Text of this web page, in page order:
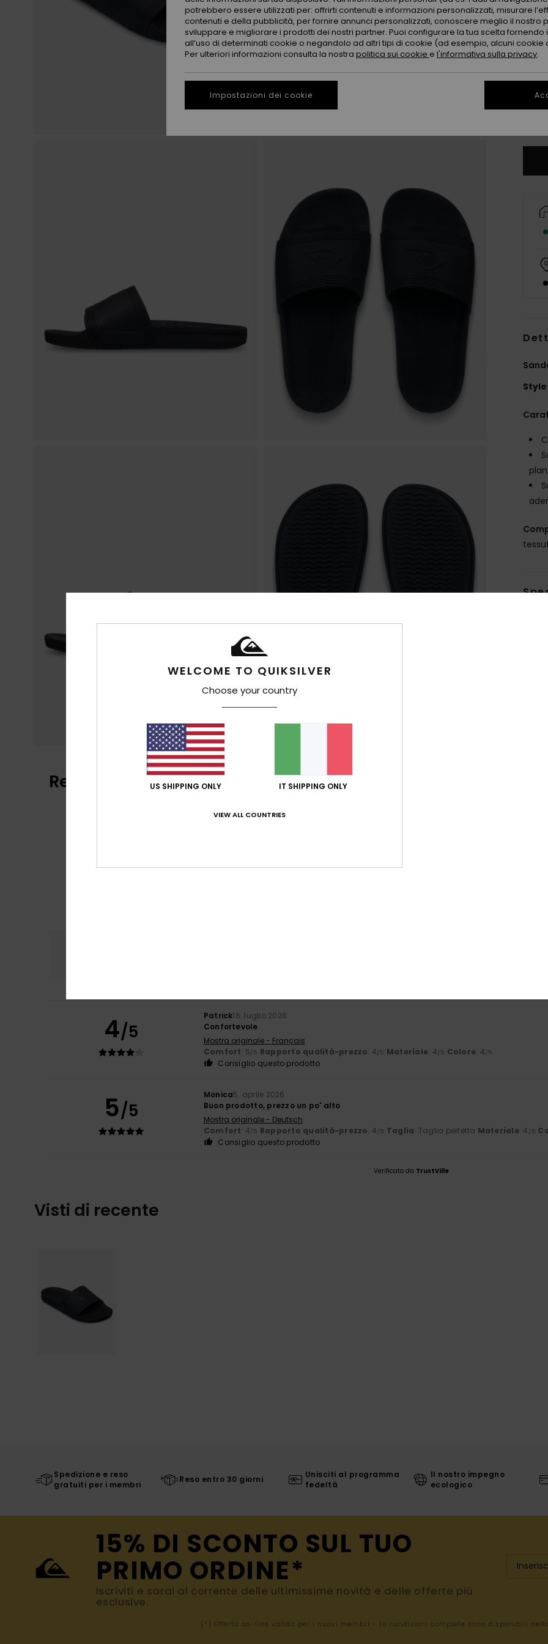
42
Style
Recensioni dei clienti
4.5
4/5
Patrick16. luglio 2026
Confortevole
Mostra originale - Français
Comfort: 5 /5 Rapporto qualità-prezzo: 4 /5 Materiale: 4 /5 Colore: 4 /5
Consiglio questo prodotto
5/5
Monica5. aprile 2026
Buon prodotto, prezzo un po' alto
Mostra originale - Deutsch
Comfort: 4 /5 Rapporto qualità-prezzo: 4 /5 Taglia: Taglia perfetta Materiale: 4 /5
Consiglio questo prodotto
Verificato da TrustVille
Visti di recente
Spedizione e reso
gratuiti per i membri
Reso entro 30 giorni
Unisciti al programma
fedeltà
Il nostro impegno
ecologico
15% DI SCONTO SUL TUO
PRIMO ORDINE*
Iscriviti e sarai al corrente delle ultimissime novità e delle offerte più
esclusive.
(*) Offerta on-line valida per i nuovi membri - Le condizioni complete sono disponibili
WELCOME TO QUIKSILVER
Choose your country
US SHIPPING ONLY IT SHIPPING ONLY
VIEW ALL COUNTRIES
potrebbero essere utilizzati per: offrirti contenuti e informazioni personalizzati, misurare
contenuti e della pubblicità, per fornire annunci personalizzati, conoscere meglio il nostro
sviluppare e migliorare i prodotti dei nostri partner. Puoi configurare la tua scelta fornendo
all’uso di determinati cookie o negandolo ad altri tipi di cookie (ad esempio, alcuni cookie
Per ulteriori informazioni consulta la nostra politica sui cookie e l'informativa sulla privacy.
Impostazioni dei cookie